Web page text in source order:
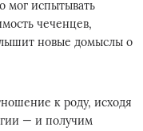
мог испытывать
чеченцев,
новые домыслы о
к роду, исходя
— и получим